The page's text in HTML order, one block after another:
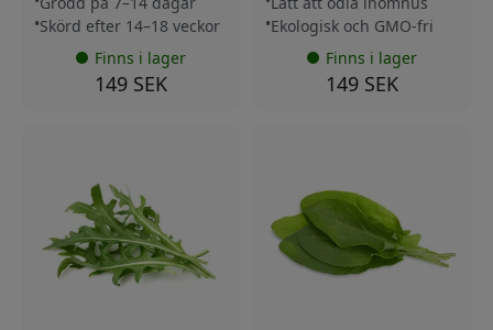
Skörd efter 14–18 veckor
Finns i lager
149 SEK
Ekologisk och GMO-fri
Finns i lager
149 SEK